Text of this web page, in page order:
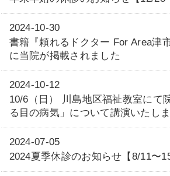
2024-10-30
書籍『頼れるドクター For Area津
に当院が掲載されました
2024-10-12
10/6（日） 川島地区福祉教室にて
る目の病気」について講演いたしま
2024-07-05
2024夏季休診のお知らせ【8/11〜15